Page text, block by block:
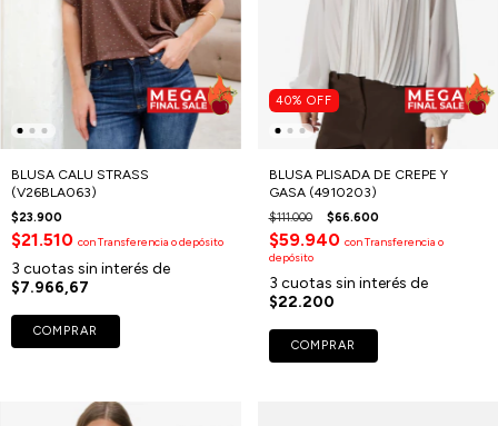
BLUSA CALU STRASS
(V26BLA063)
$23.900
$21.510 conTransferencia o depósito
3 cuotas sin interés de
$7.966,67
COMPRAR
40% OFF
BLUSA PLISADA DE CREPE Y
GASA (4910203)
$111.000 $66.600
$59.940 conTransferencia o
depósito
3 cuotas sin interés de
$22.200
COMPRAR